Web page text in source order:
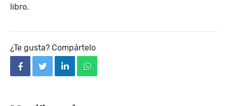
libro.
¿Te gusta? Compártelo
facebooktwitter linkedinwhatsapp